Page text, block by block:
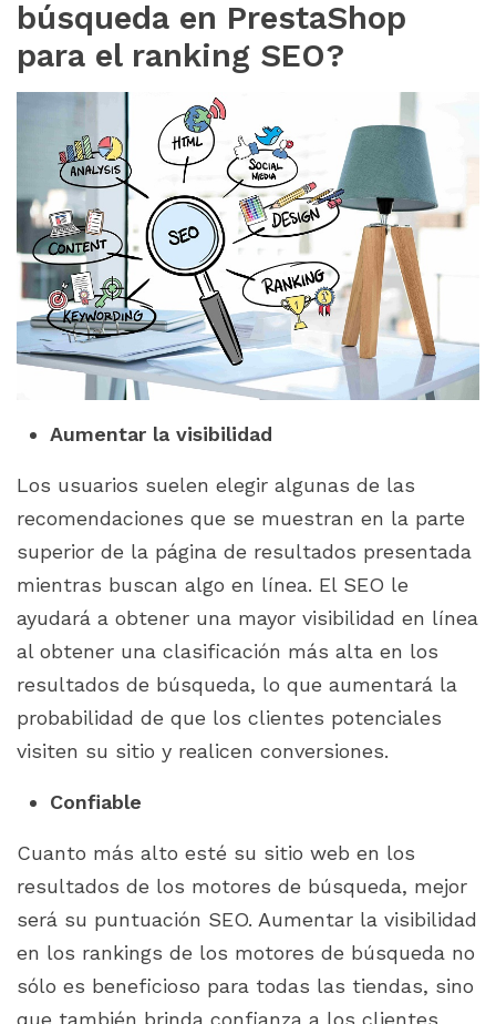
búsqueda en PrestaShop
para el ranking SEO?
Aumentar la visibilidad
Los usuarios suelen elegir algunas de las
recomendaciones que se muestran en la parte
superior de la página de resultados presentada
mientras buscan algo en línea. El SEO le
ayudará a obtener una mayor visibilidad en línea
al obtener una clasificación más alta en los
resultados de búsqueda, lo que aumentará la
probabilidad de que los clientes potenciales
visiten su sitio y realicen conversiones.
Confiable
Cuanto más alto esté su sitio web en los
resultados de los motores de búsqueda, mejor
será su puntuación SEO. Aumentar la visibilidad
en los rankings de los motores de búsqueda no
sólo es beneficioso para todas las tiendas, sino